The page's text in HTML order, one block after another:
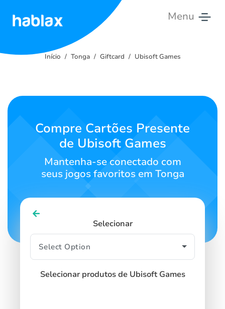
Menu
Contacte-
Português
SIGN IN
Início Tonga Giftcard Ubisoft Games
Compre Cartões Presente
de Ubisoft Games
Mantenha-se conectado com
seus jogos favoritos em Tonga
Selecionar
Selecionar produtos de Ubisoft Games